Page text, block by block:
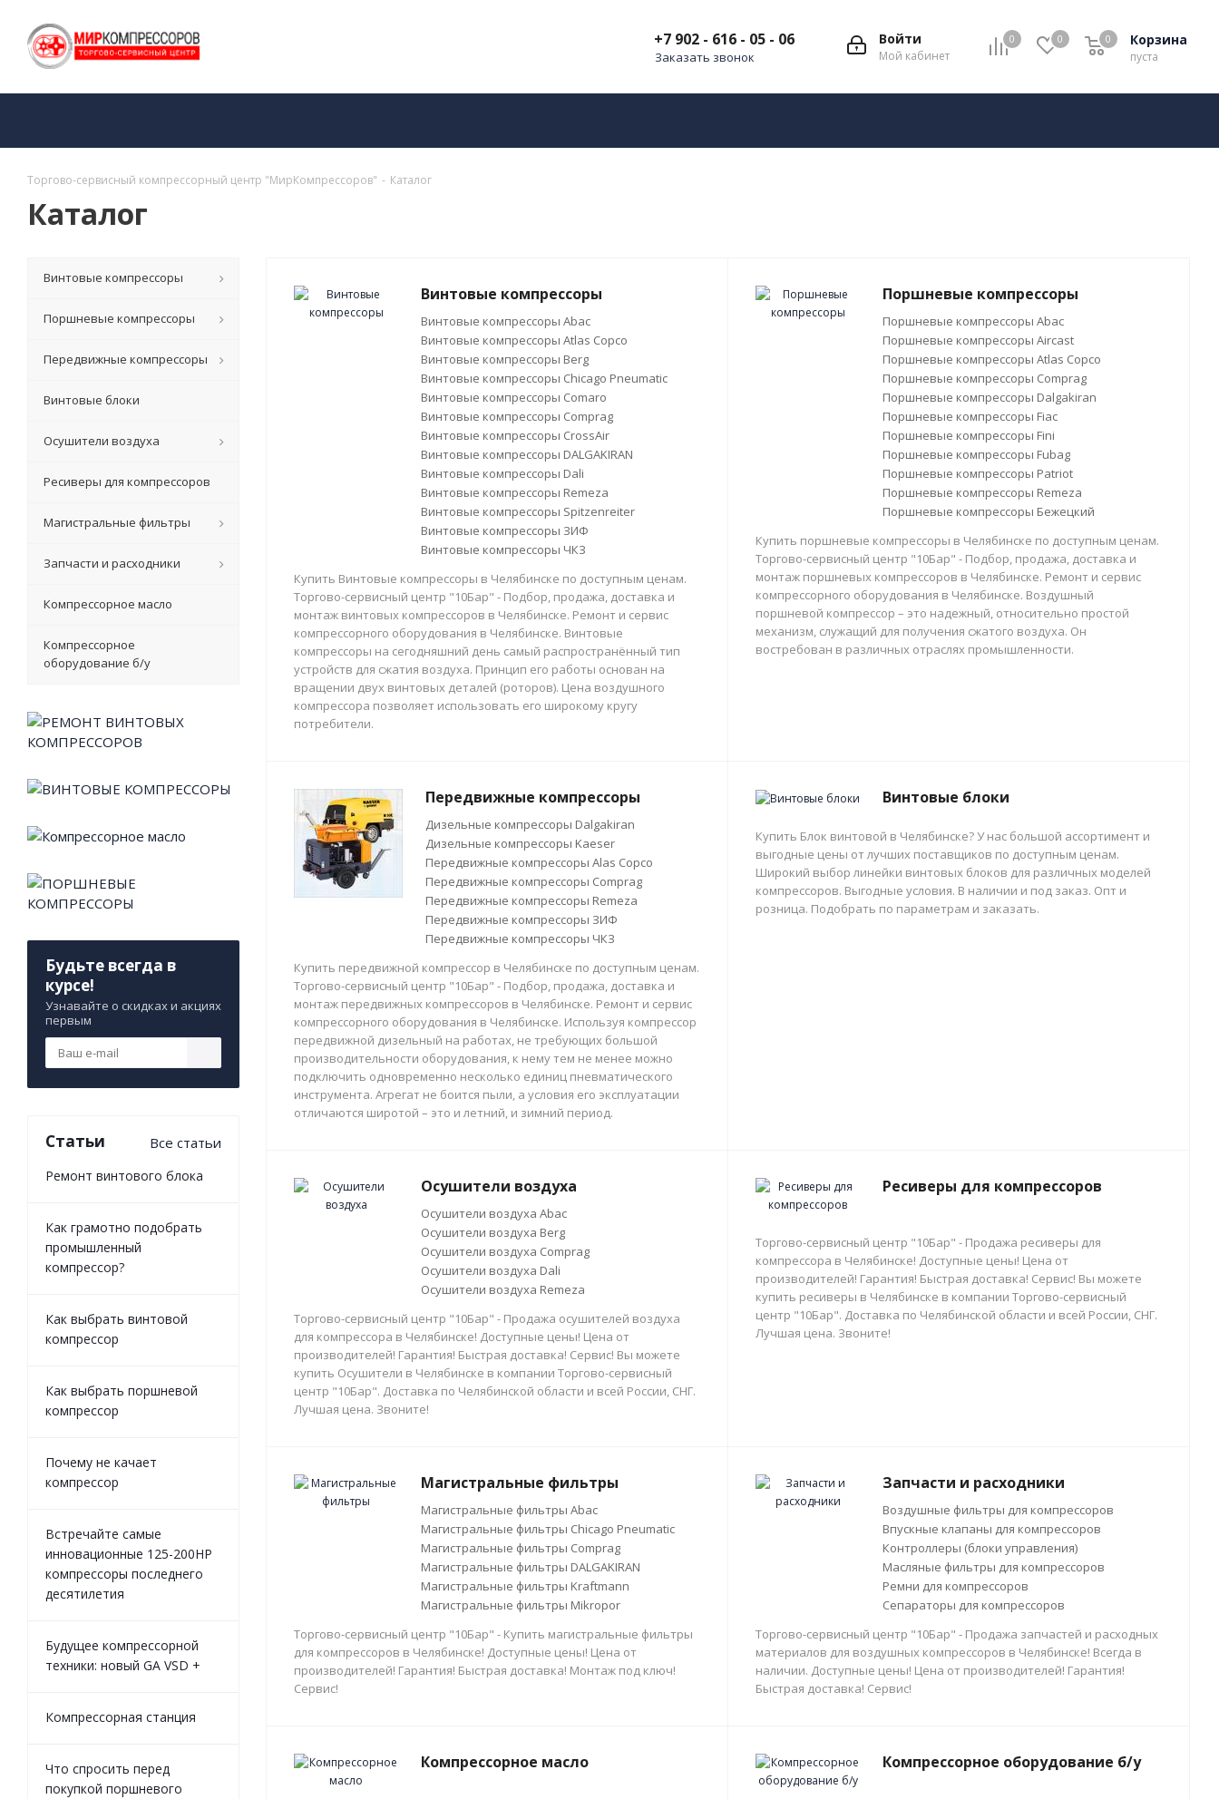
0 0 Корзина
пуста
0
Войти
Мой кабинет
+7 902 - 616 - 05 - 06
Заказать звонок
Торгово-сервисный компрессорный центр "МирКомпрессоров" - Каталог
Каталог
Винтовые компрессоры
Винтовые компрессоры Abac
Винтовые компрессоры Atlas Copco
Винтовые компрессоры Berg
Винтовые компрессоры Chicago Pneumatic
Винтовые компрессоры Comaro
Винтовые компрессоры Comprag
Винтовые компрессоры CrossAir
Винтовые компрессоры DALGAKIRAN
Винтовые компрессоры Dali
Винтовые компрессоры Remeza
Винтовые компрессоры Spitzenreiter
Винтовые компрессоры ЗИФ
Винтовые компрессоры ЧКЗ
Купить Винтовые компрессоры в Челябинске по доступным ценам.
Торгово-сервисный центр "10Бар" - Подбор, продажа, доставка и
монтаж винтовых компрессоров в Челябинске. Ремонт и сервис
компрессорного оборудования в Челябинске. Винтовые
компрессоры на сегодняшний день самый распространённый тип
устройств для сжатия воздуха. Принцип его работы основан на
вращении двух винтовых деталей (роторов). Цена воздушного
компрессора позволяет использовать его широкому кругу
потребители.
Поршневые компрессоры
Поршневые компрессоры Abac
Поршневые компрессоры Aircast
Поршневые компрессоры Atlas Copco
Поршневые компрессоры Comprag
Поршневые компрессоры Dalgakiran
Поршневые компрессоры Fiac
Поршневые компрессоры Fini
Поршневые компрессоры Fubag
Поршневые компрессоры Patriot
Поршневые компрессоры Remeza
Поршневые компрессоры Бежецкий
Купить поршневые компрессоры в Челябинске по доступным ценам.
Торгово-сервисный центр "10Бар" - Подбор, продажа, доставка и
монтаж поршневых компрессоров в Челябинске. Ремонт и сервис
компрессорного оборудования в Челябинске. Воздушный
поршневой компрессор – это надежный, относительно простой
механизм, служащий для получения сжатого воздуха. Он
востребован в различных отраслях промышленности.
Передвижные компрессоры
Дизельные компрессоры Dalgakiran
Дизельные компрессоры Kaeser
Передвижные компрессоры Alas Copco
Передвижные компрессоры Comprag
Передвижные компрессоры Remeza
Передвижные компрессоры ЗИФ
Передвижные компрессоры ЧКЗ
Купить передвижной компрессор в Челябинске по доступным ценам.
Торгово-сервисный центр "10Бар" - Подбор, продажа, доставка и
монтаж передвижных компрессоров в Челябинске. Ремонт и сервис
компрессорного оборудования в Челябинске. Используя компрессор
передвижной дизельный на работах, не требующих большой
производительности оборудования, к нему тем не менее можно
подключить одновременно несколько единиц пневматического
инструмента. Агрегат не боится пыли, а условия его эксплуатации
отличаются широтой – это и летний, и зимний период.
Винтовые блоки
Купить Блок винтовой в Челябинске? У нас большой ассортимент и
выгодные цены от лучших поставщиков по доступным ценам.
Широкий выбор линейки винтовых блоков для различных моделей
компрессоров. Выгодные условия. В наличии и под заказ. Опт и
розница. Подобрать по параметрам и заказать.
Осушители воздуха
Осушители воздуха Abac
Осушители воздуха Berg
Осушители воздуха Comprag
Осушители воздуха Dali
Осушители воздуха Remeza
Торгово-сервисный центр "10Бар" - Продажа осушителей воздуха
для компрессора в Челябинске! Доступные цены! Цена от
производителей! Гарантия! Быстрая доставка! Сервис! Вы можете
купить Осушители в Челябинске в компании Торгово-сервисный
центр "10Бар". Доставка по Челябинской области и всей России, СНГ.
Лучшая цена. Звоните!
Ресиверы для компрессоров
Торгово-сервисный центр "10Бар" - Продажа ресиверы для
компрессора в Челябинске! Доступные цены! Цена от
производителей! Гарантия! Быстрая доставка! Сервис! Вы можете
купить ресиверы в Челябинске в компании Торгово-сервисный
центр "10Бар". Доставка по Челябинской области и всей России, СНГ.
Лучшая цена. Звоните!
Магистральные фильтры
Магистральные фильтры Abac
Магистральные фильтры Chicago Pneumatic
Магистральные фильтры Comprag
Магистральные фильтры DALGAKIRAN
Магистральные фильтры Kraftmann
Магистральные фильтры Mikropor
Торгово-сервисный центр "10Бар" - Купить магистральные фильтры
для компрессоров в Челябинске! Доступные цены! Цена от
производителей! Гарантия! Быстрая доставка! Монтаж под ключ!
Сервис!
Запчасти и расходники
Воздушные фильтры для компрессоров
Впускные клапаны для компрессоров
Контроллеры (блоки управления)
Масляные фильтры для компрессоров
Ремни для компрессоров
Сепараторы для компрессоров
Торгово-сервисный центр "10Бар" - Продажа запчастей и расходных
материалов для воздушных компрессоров в Челябинске! Всегда в
наличии. Доступные цены! Цена от производителей! Гарантия!
Быстрая доставка! Сервис!
Компрессорное масло Компрессорное оборудование б/у
Винтовые компрессоры
Поршневые компрессоры
Передвижные компрессоры
Винтовые блоки
Осушители воздуха
Ресиверы для компрессоров
Магистральные фильтры
Запчасти и расходники
Компрессорное масло
Компрессорное
оборудование б/у
Будьте всегда в
курсе!
Узнавайте о скидках и акциях
первым
Статьи Все статьи
Ремонт винтового блока
Как грамотно подобрать
промышленный
компрессор?
Как выбрать винтовой
компрессор
Как выбрать поршневой
компрессор
Почему не качает
компрессор
Встречайте самые
инновационные 125-200HP
компрессоры последнего
десятилетия
Будущее компрессорной
техники: новый GA VSD +
Компрессорная станция
Что спросить перед
покупкой поршневого